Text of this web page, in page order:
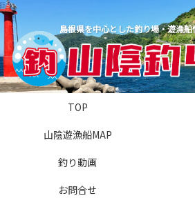
島根県を中心とした釣り場・遊漁
TOP
山陰遊漁船MAP
釣り動画
お問合せ